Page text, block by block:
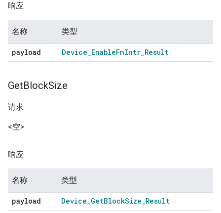
响应
名称 类型
payload Device_EnableFnIntr_Result
GetBlockSize
请求
<空>
响应
名称 类型
payload Device_GetBlockSize_Result